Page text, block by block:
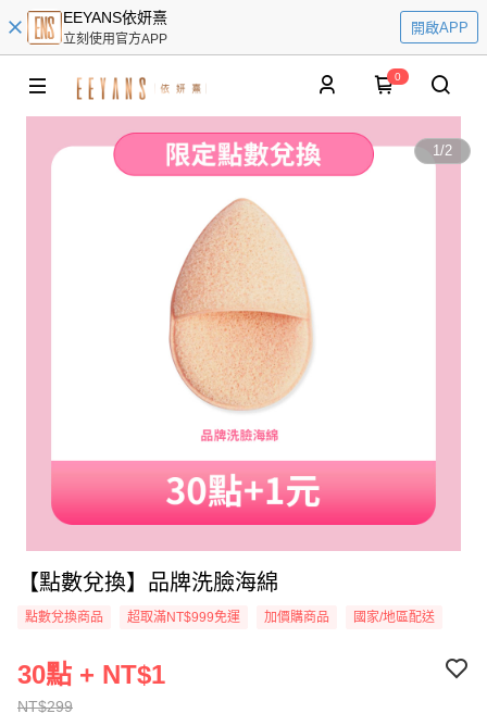
EEYANS依妍熹
立刻使用官方APP
開啟APP
0
1/2
【點數兌換】品牌洗臉海綿
點數兌換商品 超取滿NT$999免運 加價購商品 國家/地區配送
NT$299
30點 + NT$1